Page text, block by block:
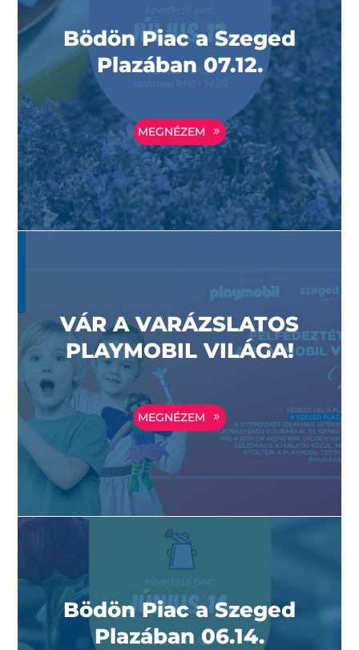
Bödön Piac a Szeged
Plazában 07.12.
MEGNÉZEM
VÁR A VARÁZSLATOS
PLAYMOBIL VILÁGA!
MEGNÉZEM
Bödön Piac a Szeged
Plazában 06.14.